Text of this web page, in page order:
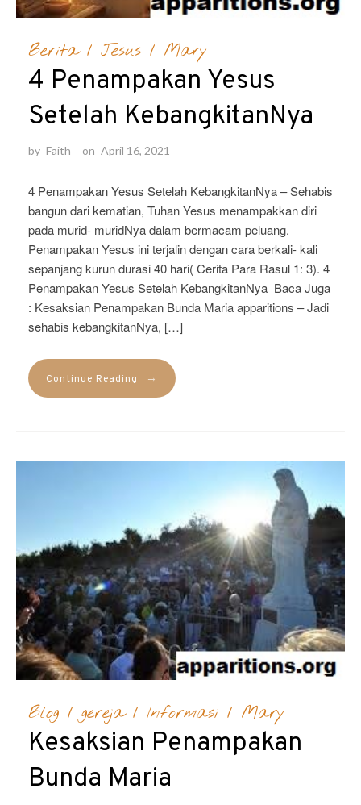
Berita/ Jesus / Mary
4 Penampakan Yesus
Setelah KebangkitanNya
by Faith on April 16, 2021
4 Penampakan Yesus Setelah KebangkitanNya – Sehabis
bangun dari kematian, Tuhan Yesus menampakkan diri
pada murid- muridNya dalam bermacam peluang.
Penampakan Yesus ini terjalin dengan cara berkali- kali
sepanjang kurun durasi 40 hari( Cerita Para Rasul 1: 3). 4
Penampakan Yesus Setelah KebangkitanNya Baca Juga
: Kesaksian Penampakan Bunda Maria apparitions – Jadi
sehabis kebangkitanNya, […]
Continue Reading →
Blog /gereja/ Informasi / Mary
Kesaksian Penampakan
Bunda Maria